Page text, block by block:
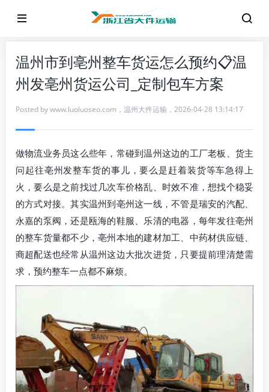
温州市到亳州整车货运怎么预约📋温
州发亳州货运公司_定制包车方案
Posted bywww.luoluoseo.com ， 温州大件运输 ， 2026-04-28 13:14:17
做物流业务员这么些年，常碰到温州这边的工厂老板、货主
问起往亳州发整车货的事儿，要么是赶着装货等车急得上
火，要么是之前找过几次车价格乱、时效不准，想找个稳妥
的方式对接。其实温州到亳州这一线，不管是瑞安的汽配、
永嘉的泵阀，还是瓯海的鞋服、乐清的电器，每年发往亳州
的整车货量都不少，亳州本地的建材加工、中药材供应链、
商超配送也经常从温州这边大批次进货，只要提前理清楚需
求，预约整车一点都不麻烦。